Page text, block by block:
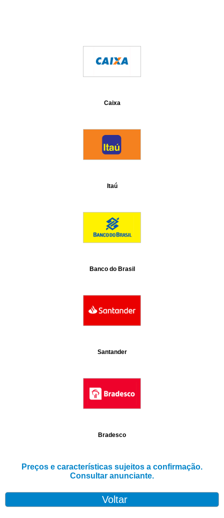
Caixa
Itaú
Banco do Brasil
Santander
Bradesco
Preços e características sujeitos a confirmação.
Consultar anunciante.